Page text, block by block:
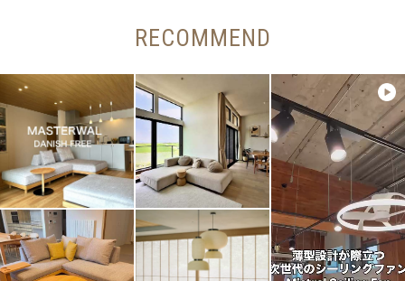
RECOMMEND